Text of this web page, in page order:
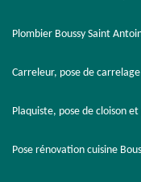
Plombier Boussy Saint
Carreleur, pose de
Plaquiste, pose de cloison
Pose rénovation cuisine